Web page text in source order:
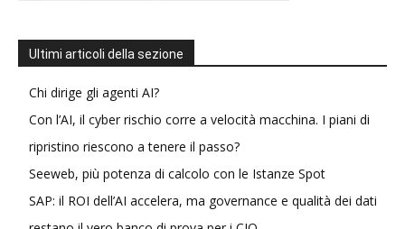
Ultimi articoli della sezione
Chi dirige gli agenti AI?
Con l’AI, il cyber rischio corre a velocità macchina. I piani di
ripristino riescono a tenere il passo?
Seeweb, più potenza di calcolo con le Istanze Spot
SAP: il ROI dell’AI accelera, ma governance e qualità dei dati